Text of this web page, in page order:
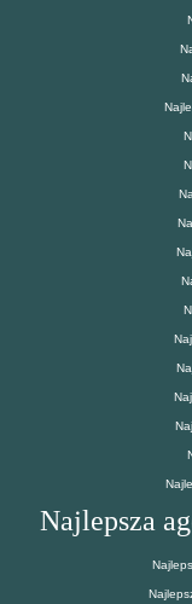
Najlepsza